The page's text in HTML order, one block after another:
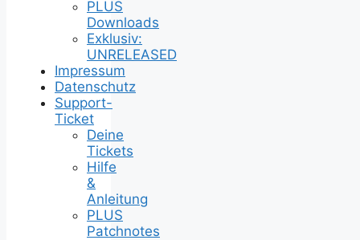
PLUS
Downloads
Exklusiv:
UNRELEASED
Impressum
Datenschutz
Support-
Ticket
Deine
Tickets
Hilfe
&
Anleitung
PLUS
Patchnotes